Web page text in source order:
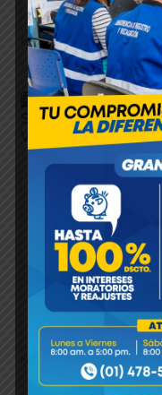
Hace 6 meses in:
TRABAJANDO
SEGURIDAD Y EL
VECINOS
Hace 7 meses in: